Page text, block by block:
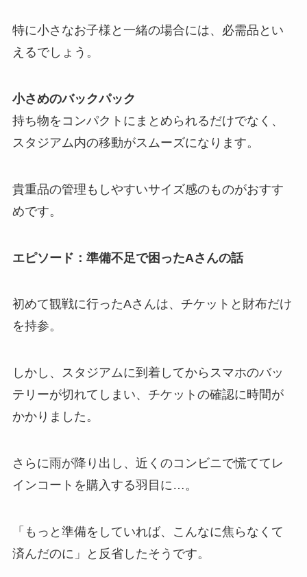
特に小さなお子様と一緒の場合には、必需品とい
えるでしょう。
小さめのバックパック
持ち物をコンパクトにまとめられるだけでなく、
スタジアム内の移動がスムーズになります。
貴重品の管理もしやすいサイズ感のものがおすす
めです。
エピソード：準備不足で困ったAさんの話
初めて観戦に行ったAさんは、チケットと財布だけ
を持参。
しかし、スタジアムに到着してからスマホのバッ
テリーが切れてしまい、チケットの確認に時間が
かかりました。
さらに雨が降り出し、近くのコンビニで慌ててレ
インコートを購入する羽目に…。
「もっと準備をしていれば、こんなに焦らなくて
済んだのに」と反省したそうです。